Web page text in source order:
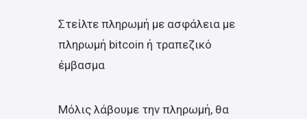
Στείλτε πληρωμή με ασφάλεια με
πληρωμή bitcoin ή τραπεζικό
έμβασμα
Μόλις λάβουμε την πληρωμή, θα